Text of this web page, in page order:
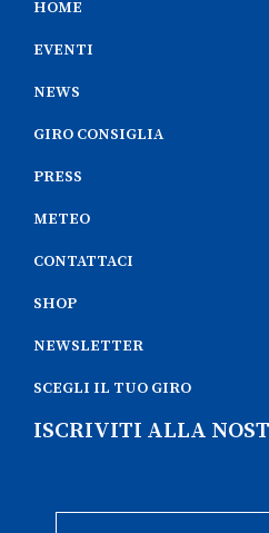
HOME
EVENTI
NEWS
GIRO CONSIGLIA
PRESS
METEO
CONTATTACI
SHOP
NEWSLETTER
SCEGLI IL TUO GIRO
ISCRIVITI ALLA